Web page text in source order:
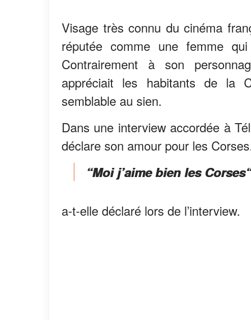
Visage très connu du cinéma
réputée comme une femme
Contrairement à son
appréciait les habitants de la
semblable au sien.
Dans une interview accordée à
déclare son amour pour les
“Moi j’aime bien les
a-t-elle déclaré lors de l’interview.